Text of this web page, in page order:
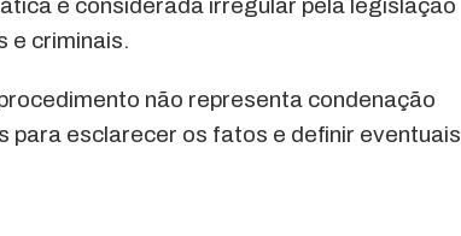
é considerada irregular pela legislação
e criminais.
não representa condenação
para esclarecer os fatos e definir eventuais